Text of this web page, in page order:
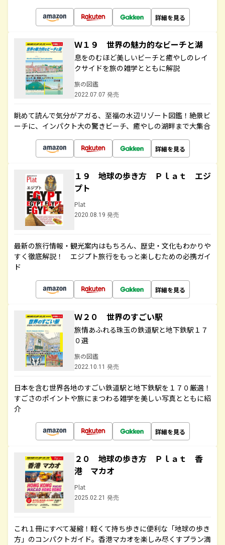
詳細を見る
Ｗ１９ 世界の魅力的なビーチと湖
息をのむほど美しいビーチと癒やしのレイ
クサイドを旅の雑学とともに解説
旅の図鑑
2022.07.07 発売
眺めて読んで気分がアガる、至福の水辺リゾート図鑑！絶景ビ
ーチに、インパクト大の驚きビーチ、癒やしの湖畔まで大集合
詳細を見る
１９ 地球の歩き方 Ｐｌａｔ エジ
プト
Plat
2020.08.19 発売
最新の旅行情報・観光案内はもちろん、歴史・文化もわかりや
すく徹底解説！ エジプト旅行をもっと楽しむための必携ガイ
ド
詳細を見る
Ｗ２０ 世界のすごい駅
旅情あふれる珠玉の鉄道駅と地下鉄駅１７
０選
旅の図鑑
2022.10.11 発売
日本を含む世界各地のすごい鉄道駅と地下鉄駅を１７０厳選！
すごさのポイントや旅にまつわる雑学を美しい写真とともに紹
介
詳細を見る
２０ 地球の歩き方 Ｐｌａｔ 香
港 マカオ
Plat
2025.02.21 発売
これ１冊にすべて凝縮！軽くて持ち歩きに便利な「地球の歩き
方」のコンパクトガイド。香港マカオを楽しみ尽くすプラン満